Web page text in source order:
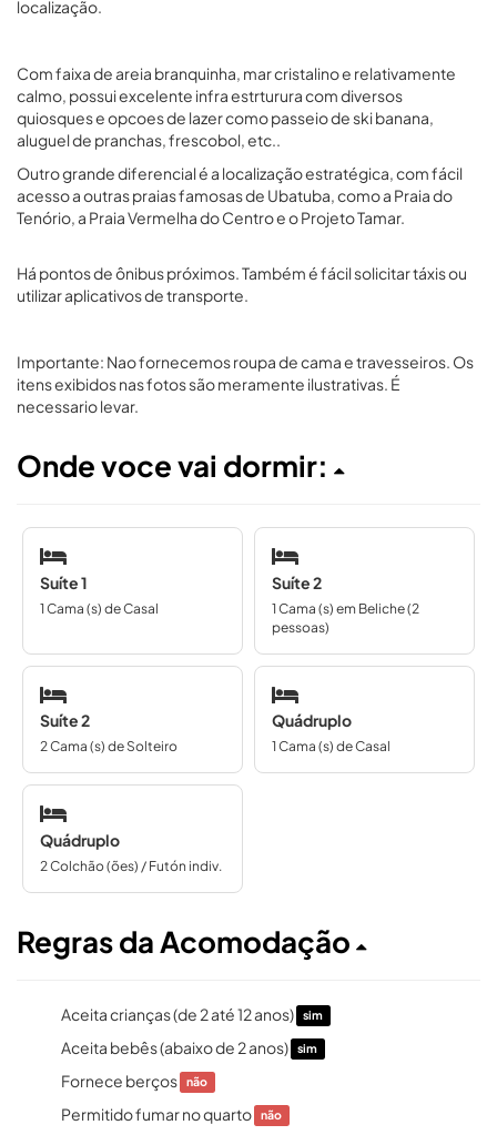
localização.
Com faixa de areia branquinha, mar cristalino e relativamente
calmo, possui excelente infra estrturura com diversos
quiosques e opcoes de lazer como passeio de ski banana,
aluguel de pranchas, frescobol, etc..
Outro grande diferencial é a localização estratégica, com fácil
acesso a outras praias famosas de Ubatuba, como a Praia do
Tenório, a Praia Vermelha do Centro e o Projeto Tamar.
Há pontos de ônibus próximos. Também é fácil solicitar táxis ou
utilizar aplicativos de transporte.
Importante: Nao fornecemos roupa de cama e travesseiros. Os
itens exibidos nas fotos são meramente ilustrativas. É
necessario levar.
Onde voce vai dormir:
Suíte 1
1 Cama (s) de Casal
Suíte 2
1 Cama (s) em Beliche (2
pessoas)
Suíte 2
2 Cama (s) de Solteiro
Quádruplo
1 Cama (s) de Casal
Quádruplo
2 Colchão (ões) / Futón indiv.
Regras da Acomodação
Aceita crianças (de 2 até 12 anos) sim
Aceita bebês (abaixo de 2 anos) sim
Fornece berços não
Permitido fumar no quarto não